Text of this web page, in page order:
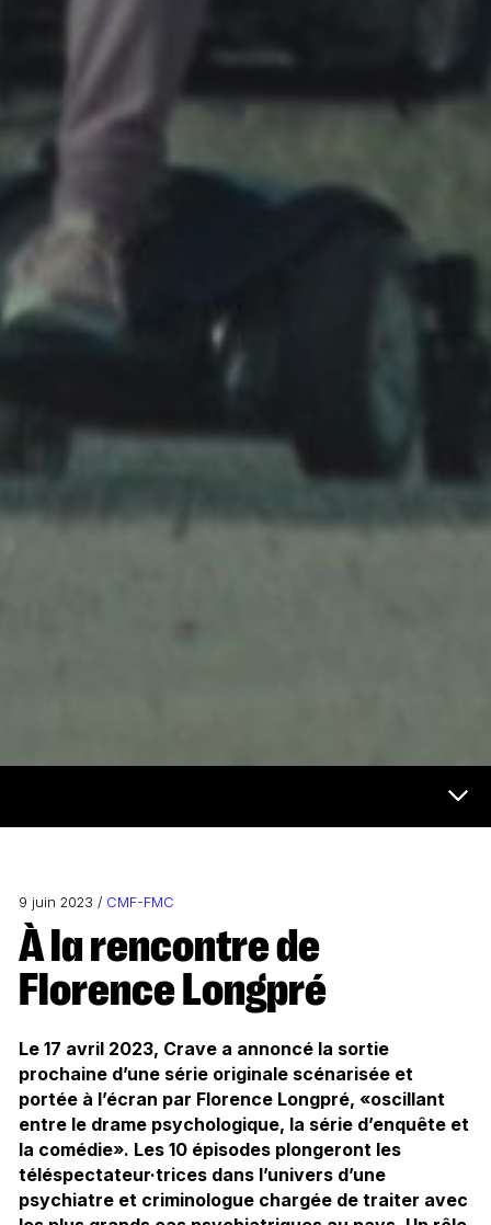
9 juin 2023 / CMF-FMC
À la rencontre de
Florence Longpré
Le 17 avril 2023, Crave a annoncé la sortie
prochaine d’une série originale scénarisée et
portée à l’écran par Florence Longpré, «oscillant
entre le drame psychologique, la série d’enquête et
la comédie». Les 10 épisodes plongeront les
téléspectateur·trices dans l’univers d’une
psychiatre et criminologue chargée de traiter avec